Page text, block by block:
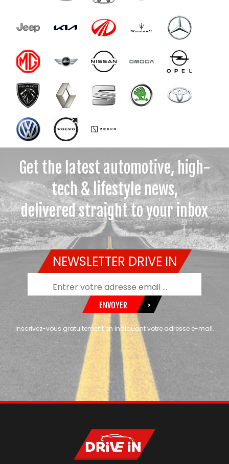
Get the latest automotive, high-
tech & lifestyle news,
delivered straight to your inbox
NEWSLETTER DRIVE IN
ENVOYER >
Inscrivez-vous gratuitement en indiquant votre adresse e-mail.